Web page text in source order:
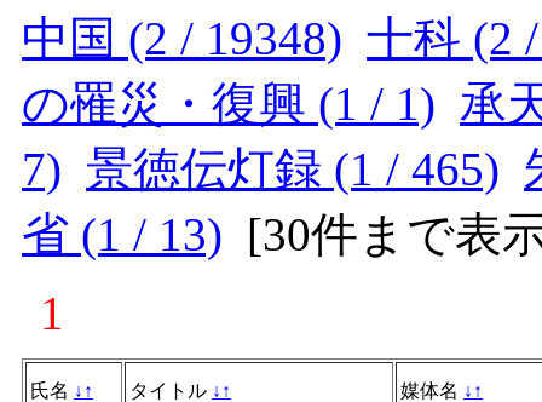
中国 (2 / 19348) 十科 (2
の罹災・復興 (1 / 1) 承
7) 景徳伝灯録 (1 / 465)
省 (1 / 13) [30件まで表
1
氏名 ↓ ↑ タイトル ↓ ↑ 媒体名 ↓ ↑